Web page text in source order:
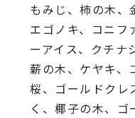
もみじ、柿の木、
エゴノキ、コニフ
ーアイス、クチナ
薪の木、ケヤキ、
桜、ゴールドクレ
く、椰子の木、ゴ